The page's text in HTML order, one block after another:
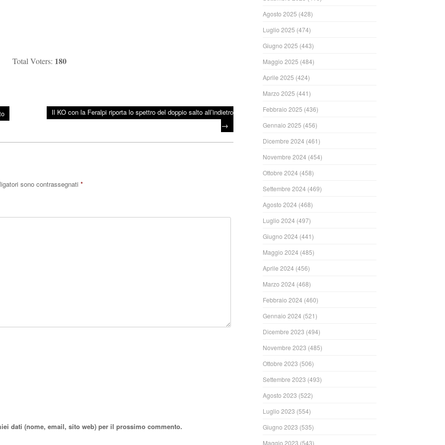
Total Voters: 180
Il KO con la Feralpi riporta lo spettro del doppio salto all’indietro
→
sono contrassegnati *
dati (nome, email, sito web) per il prossimo commento.
Agosto 2025 (428)
Luglio 2025 (474)
Giugno 2025 (443)
Maggio 2025 (484)
Aprile 2025 (424)
Marzo 2025 (441)
Febbraio 2025 (436)
Gennaio 2025 (456)
Dicembre 2024 (461)
Novembre 2024 (454)
Ottobre 2024 (458)
Settembre 2024 (469)
Agosto 2024 (468)
Luglio 2024 (497)
Giugno 2024 (441)
Maggio 2024 (485)
Aprile 2024 (456)
Marzo 2024 (468)
Febbraio 2024 (460)
Gennaio 2024 (521)
Dicembre 2023 (494)
Novembre 2023 (485)
Ottobre 2023 (506)
Settembre 2023 (493)
Agosto 2023 (522)
Luglio 2023 (554)
Giugno 2023 (535)
Maggio 2023 (543)